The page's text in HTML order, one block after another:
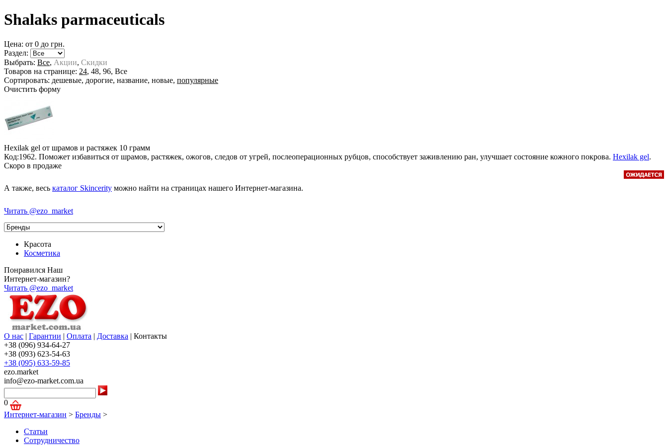
Shalaks parmaceuticals
Цена: от 0 до грн.
Раздел:
Выбрать: Все, Акции, Скидки
Товаров на странице: 24, 48, 96, Все
Сортировать: дешевые, дорогие, название, новые, популярные
Очистить форму
Hexilak gel от шрамов и растяжек 10 грамм
Код:1962. Поможет избавиться от шрамов, растяжек, ожогов, следов от угрей, послеоперационных рубцов, способствует заживлению ран, улучшает состояние кожного покрова. Hexilak gel.
Скоро в продаже
А также, весь каталог Skincerity можно найти на страницах нашего Интернет-магазина.
Читать @ezo_market
Красота
Косметика
Понравился Наш
Интернет-магазин?
Читать @ezo_market
О нас | Гарантии | Оплата | Доставка | Контакты
+38 (096) 934-64-27
+38 (093) 623-54-63
+38 (095) 633-59-85
ezo.market
info@ezo-market.com.ua
0
Интернет-магазин > Бренды >
Статьи
Сотрудничество